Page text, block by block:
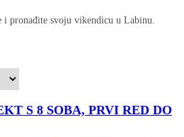
i pronađite svoju vikendicu u Labinu.
S 8 SOBA, PRVI RED DO